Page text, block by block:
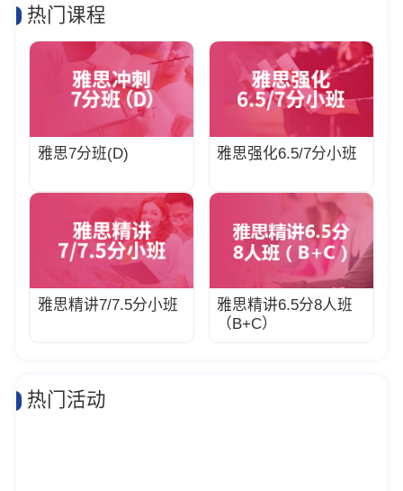
热门课程
雅思7分班(D) 雅思强化6.5/7分小班
雅思精讲7/7.5分小班
雅思精讲6.5分8人班
（B+C）
热门活动